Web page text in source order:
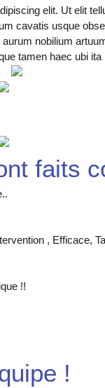
elit. Ut elit
cavatis usque
nobilium
tamen haec ubi
faits
, Efficace,
!!
!